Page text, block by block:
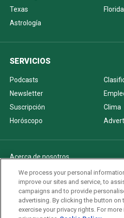
Texas
Florida
Astrología
SERVICIOS
Podcasts
Newsletter
Suscripción
Clima
Horóscopo
Acerca de nosotros
Politica de privacidad
Pautas Editoriales
AdChoices
Advertise with us
We process your personal
improve our sites and service, to
campaigns and to provide
advertising. By clicking the button on
exercise your privacy rights. For